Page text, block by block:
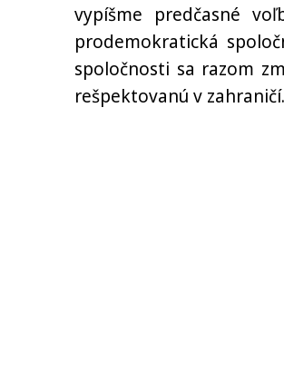
vypíšme predčasné
prodemokratická
spoločnosti sa razom
rešpektovanú v